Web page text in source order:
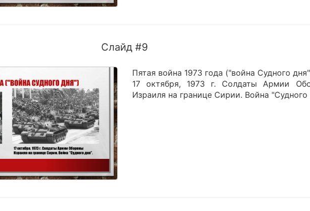
Слайд #9
Пятая война 1973 года ("война Судного
17 октября, 1973 г. Солдаты Армии
Израиля на границе Сирии. Война "Судного